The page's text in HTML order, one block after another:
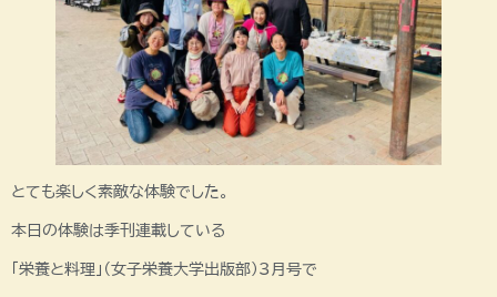
とても楽しく素敵な体験でした。
本日の体験は季刊連載している
「栄養と料理」（女子栄養大学出版部）3月号で